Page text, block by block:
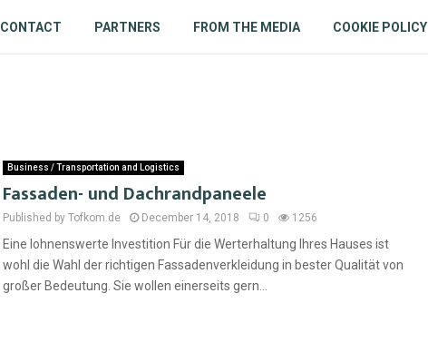
CONTACT PARTNERS FROM THE MEDIA COOKIE POLICY
Business / Transportation and Logistics
Fassaden- und Dachrandpaneele
Published by Tofkom.de December 14, 2018 0 1256
Eine lohnenswerte Investition Für die Werterhaltung Ihres Hauses ist
wohl die Wahl der richtigen Fassadenverkleidung in bester Qualität von
großer Bedeutung. Sie wollen einerseits gern...